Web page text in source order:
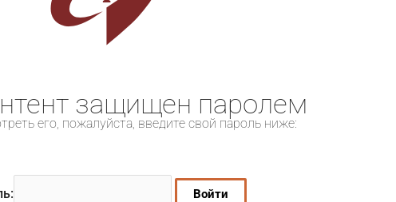
защищен паролем
его, пожалуйста, введите свой пароль ниже: